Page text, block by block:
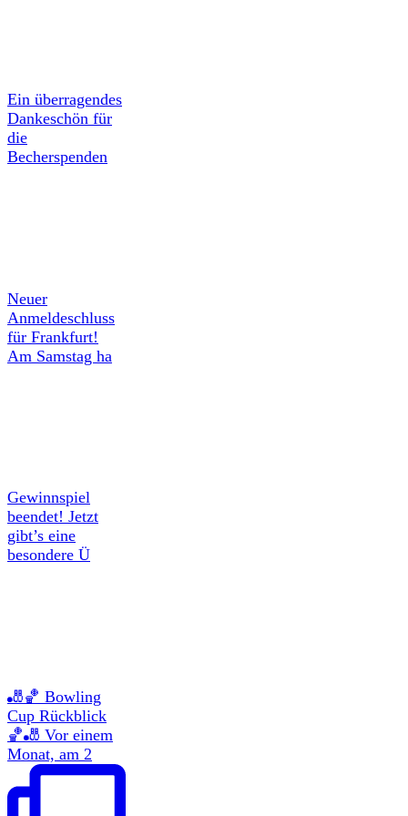
Ein überragendes
Dankeschön für
die
Becherspenden
Neuer
Anmeldeschluss
für Frankfurt!
Am Samstag ha
Gewinnspiel
beendet! Jetzt
gibt’s eine
besondere Ü
🎳🏀 Bowling
Cup Rückblick
🏀🎳 Vor einem
Monat, am 2